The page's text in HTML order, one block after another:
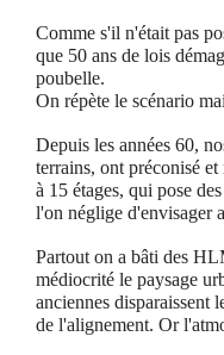
Comme s'il n'était pas
que 50 ans de lois
poubelle.
On répète le scénario
Depuis les années 60,
terrains, ont préconisé
à 15 étages, qui pose
l'on néglige d'envisager
Partout on a bâti des
médiocrité le paysage
anciennes disparaissent
de l'alignement. Or